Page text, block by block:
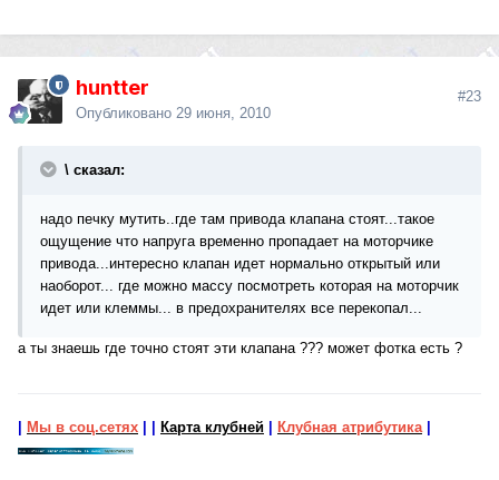
huntter
Опубликовано 29 июня, 2010
#23
\ сказал:
надо печку мутить..где там привода клапана стоят...такое
ощущение что напруга временно пропадает на моторчике
привода...интересно клапан идет нормально открытый или
наоборот... где можно массу посмотреть которая на моторчик
идет или клеммы... в предохранителях все перекопал...
а ты знаешь где точно стоят эти клапана ??? может фотка есть ?
Мы в соц.сетях Карта клубней Клубная атрибутика|